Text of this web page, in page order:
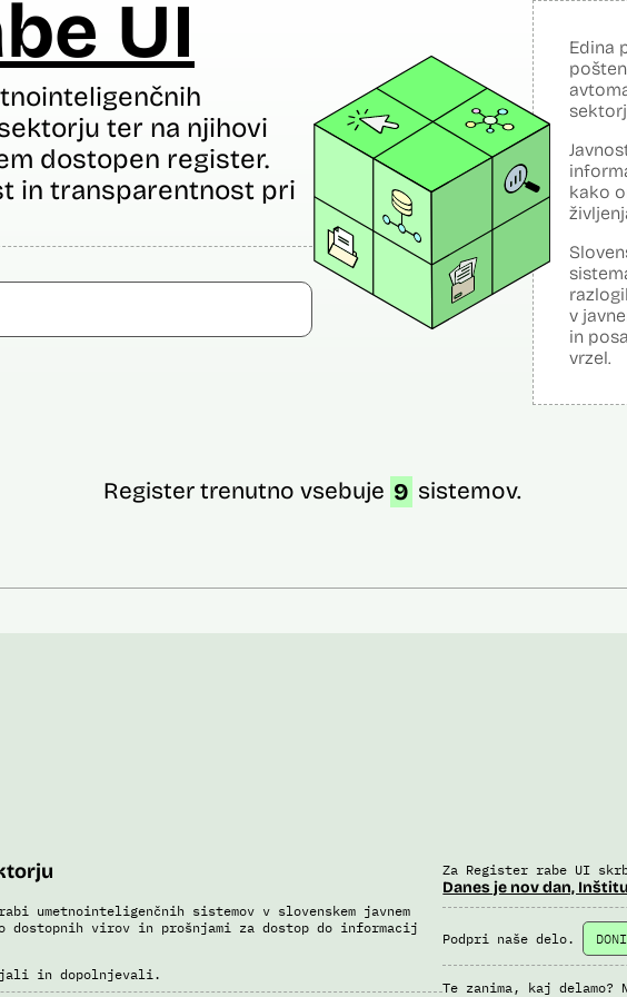
UI
ter na njihovi
dostopen register.
in transparentnost pri
Edina
kako
v
in
vrzel.
Register trenutno vsebuje 9 sistemov.
umetnointeligenčnih sistemov v slovenskem javnem
dostopnih virov in prošnjami za dostop do informacij
in dopolnjevali.
Za Register rabe UI
Danes je nov dan,
Podpri naše delo.
Te zanima, kaj delamo?